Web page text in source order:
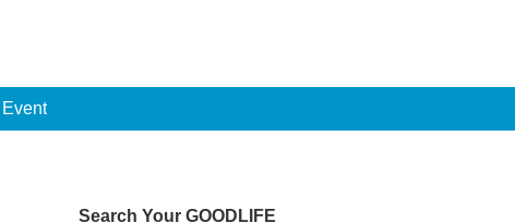
Event
Search Your GOODLIFE